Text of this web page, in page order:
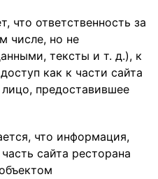
что ответственность за
числе, но не
тексты и т. д.), к
как к части сайта
предоставившее
что информация,
сайта ресторана